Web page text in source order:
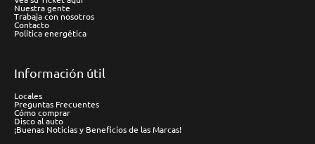
Nuestra gente
Trabaja con nosotros
Contacto
Política energética
Información útil
Locales
Preguntas Frecuentes
Cómo comprar
Disco al auto
¡Buenas Noticias y Beneficios de las Marcas!